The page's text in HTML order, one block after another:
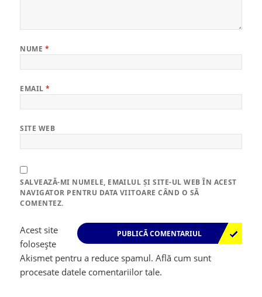
NUME *
EMAIL*
SITE WEB
SALVEAZĂ-MI NUMELE, EMAILUL ȘI SITE-UL WEB ÎN ACEST
NAVIGATOR PENTRU DATA VIITOARE CÂND O SĂ
COMENTEZ.
Acest site
folosește
Akismet pentru a reduce spamul.Află cum sunt
procesate datele comentariilor tale.